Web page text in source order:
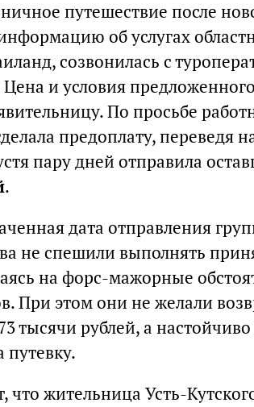
путешествие после
об услугах
созвонилась с
и условия
По просьбе
предоплату, переведя
пару дней отправила
.
дата отправления
не спешили выполнять
на форс-мажорные
При этом они не желали
тысячи рублей, а
путевку.
что жительница Усть-